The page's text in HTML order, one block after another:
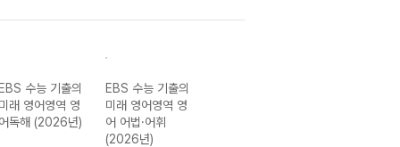
EBS 수능 기출의
미래 영어영역 영
어독해 (2026년)
EBS 수능 기출의
미래 영어영역 영
어 어법·어휘
(2026년)